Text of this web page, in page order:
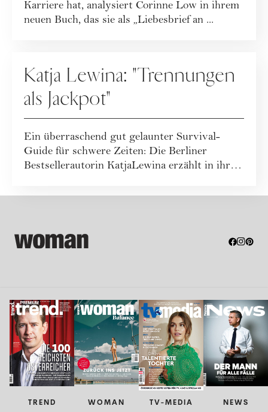
Karriere hat, analysiert Corinne Low in ihrem
neuen Buch, das sie als „Liebesbrief an ...
Katja Lewina: "Trennungen
als Jackpot"
Ein überraschend gut gelaunter Survival-
Guide für schwere Zeiten: Die Berliner
Bestsellerautorin KatjaLewina erzählt in ihrem
TREND WOMAN TV-MEDIA NEWS